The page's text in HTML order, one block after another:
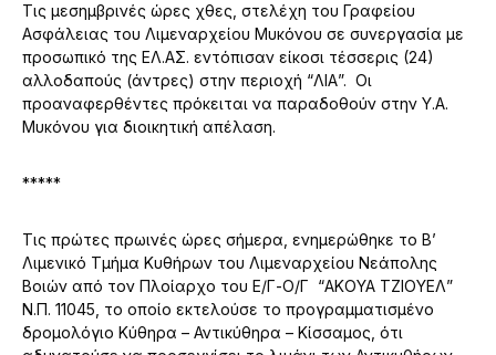
Τις μεσημβρινές ώρες χθες, στελέχη του Γραφείου
Ασφάλειας του Λιμεναρχείου Μυκόνου σε συνεργασία με
προσωπικό της ΕΛ.ΑΣ. εντόπισαν είκοσι τέσσερις (24)
αλλοδαπούς (άντρες) στην περιοχή “ΛΙΑ”. Οι
προαναφερθέντες πρόκειται να παραδοθούν στην Υ.Α.
Μυκόνου για διοικητική απέλαση.
*****
Τις πρώτες πρωινές ώρες σήμερα, ενημερώθηκε το Β’
Λιμενικό Τμήμα Κυθήρων του Λιμεναρχείου Νεάπολης
Βοιών από τον Πλοίαρχο του Ε/Γ-Ο/Γ “ΑΚΟΥΑ ΤΖΙΟΥΕΛ”
Ν.Π. 11045, το οποίο εκτελούσε το προγραμματισμένο
δρομολόγιο Κύθηρα – Αντικύθηρα – Κίσσαμος, ότι